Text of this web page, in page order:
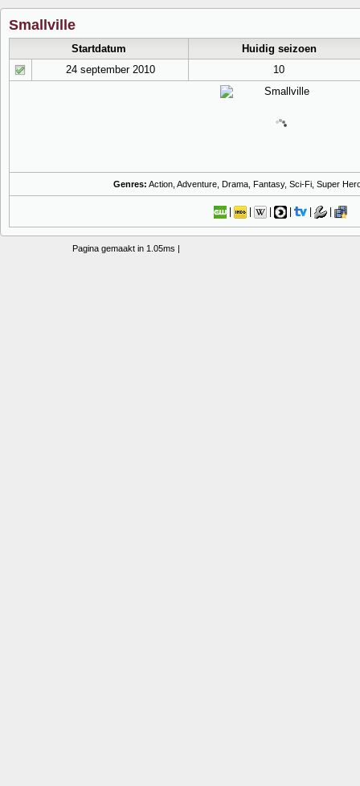
Smallville
Startdatum
Huidig seizoen
24 september 2010
10
Genres: Action, Adventure, Drama, Fantasy, Sci-Fi, Super
| | |
Pagina gemaakt in 1.05ms |